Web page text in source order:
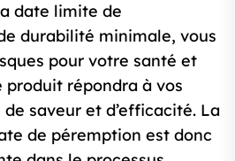
date limite de
durabilité minimale, vous
pour votre santé et
produit répondra à vos
saveur et d’efficacité. La
de péremption est donc